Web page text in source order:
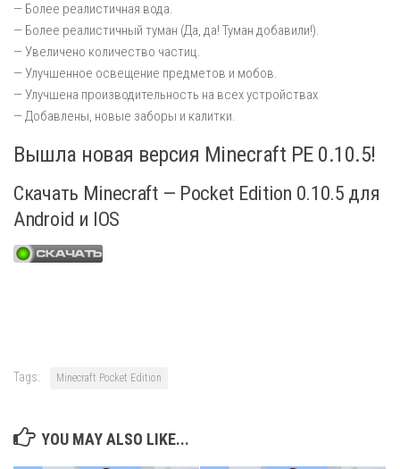
— Более реалистичная вода.
— Более реалистичный туман (Да, да! Туман добавили!).
— Увеличено количество частиц.
— Улучшенное освещение предметов и мобов.
— Улучшена производительность на всех устройствах
— Добавлены, новые заборы и калитки.
Вышла новая версия Minecraft PE 0.10.5!
Скачать Minecraft — Pocket Edition 0.10.5 для
Android и IOS
Tags: Minecraft Pocket Edition
YOU MAY ALSO LIKE...